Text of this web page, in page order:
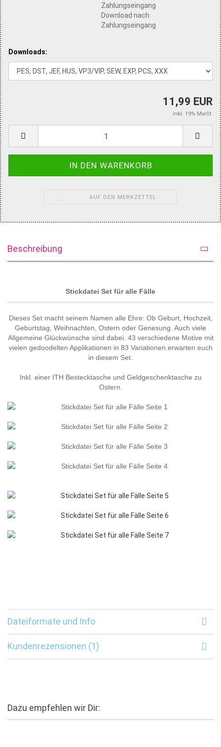
Download nach
Zahlungseingang
Downloads:
11,99 EUR
inkl. 19% MwSt.
AUF DEN MERKZETTEL
Beschreibung
Stickdatei Set für alle Fälle
Dieses Set macht seinem Namen alle Ehre: Ob Geburt, Hochzeit,
Geburtstag, Weihnachten, Ostern oder Genesung. Auch viele
Allgemeine Glückwünsche sind dabei. 43 verschiedene Motive mit
vielen gedoodelten Applikationen in 83 Variationen erwarten euch
in diesem Set.
Inkl. einer ITH Bestecktasche und Geldgeschenktasche zu
Ostern.
Dateiformate und Info
Kundenrezensionen (1)
Dazu empfehlen wir Dir: